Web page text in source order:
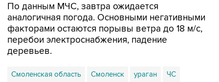
По данным МЧС, завтра ожидается
аналогичная погода. Основными негативными
факторами остаются порывы ветра до 18 м/с,
перебои электроснабжения, падение
деревьев.
Смоленская область Смоленск ураган ЧС